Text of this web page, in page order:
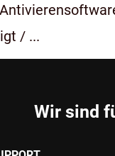
/ ...
Wir sind